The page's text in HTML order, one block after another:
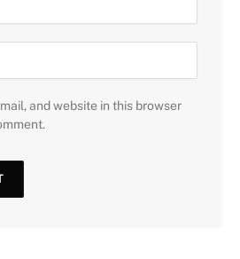
and website in this browser